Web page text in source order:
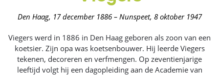
Den Haag, 17 december 1886 – Nunspeet, 8 oktober 1947
Viegers werd in 1886 in Den Haag geboren als zoon van een
koetsier. Zijn opa was koetsenbouwer. Hij leerde Viegers
tekenen, decoreren en verfmengen. Op zeventienjarige
leeftijd volgt hij een dagopleiding aan de Academie van